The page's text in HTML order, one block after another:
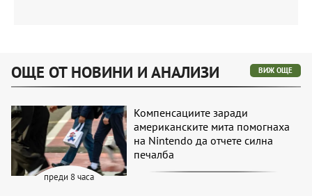
ОЩЕ ОТ НОВИНИ И АНАЛИЗИ ВИЖ ОЩЕ
преди 8 часа
Компенсациите заради
американските мита помогнаха
на Nintendo да отчете силна
печалба